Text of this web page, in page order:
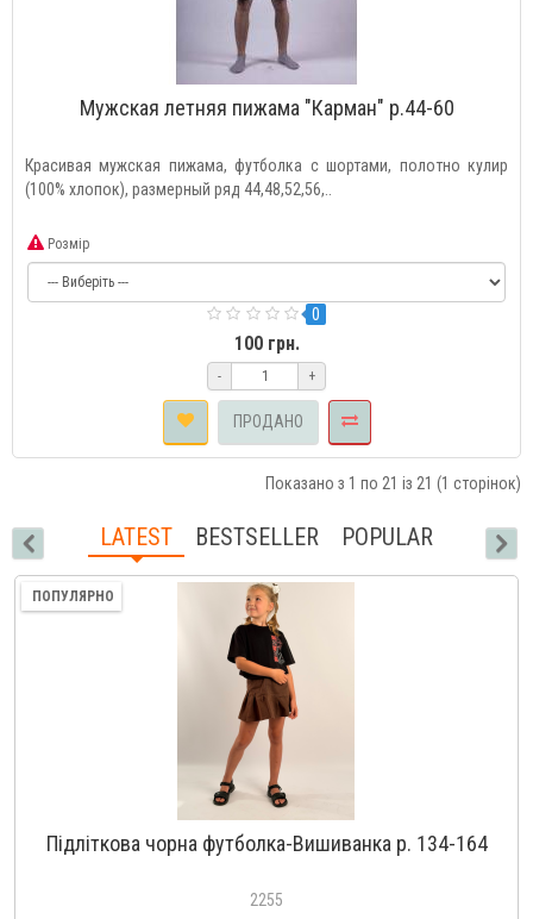
Мужская летняя пижама "Карман" р.44-60
Красивая мужская пижама, футболка с шортами, полотно кулир
(100% хлопок), размерный ряд 44,48,52,56,..
Розмір
0
100 грн.
- +
ПРОДАНО
Показано з 1 по 21 із 21 (1 сторінок)
LATEST BESTSELLER POPULAR
ПОПУЛЯРНО
Підліткова чорна футболка-Вишиванка р. 134-164
2255